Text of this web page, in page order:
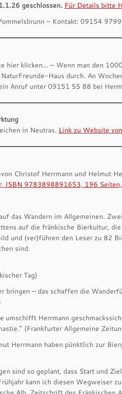
geschlossen. Für Details bitte
– Kontakt: 09154
hier klicken… – Wenn man den
Haus durch. An
Anruf unter 09151 55 88 bei
in Neutras. Link zu Website
Christof Herrmann und Helmut
ISBN 9783898891653, 196
das Wandern im Allgemeinen.
auf die fränkische Bierkultur,
und (ver)führen den Leser zu 82
sind.
Tag)
bringen – das schaffen die
Herrmann
(Frankfurter Allgemeine
Herrmann haben pünktlich zur
sind so geplant, dass Start und
kann ich diesen Wegweiser